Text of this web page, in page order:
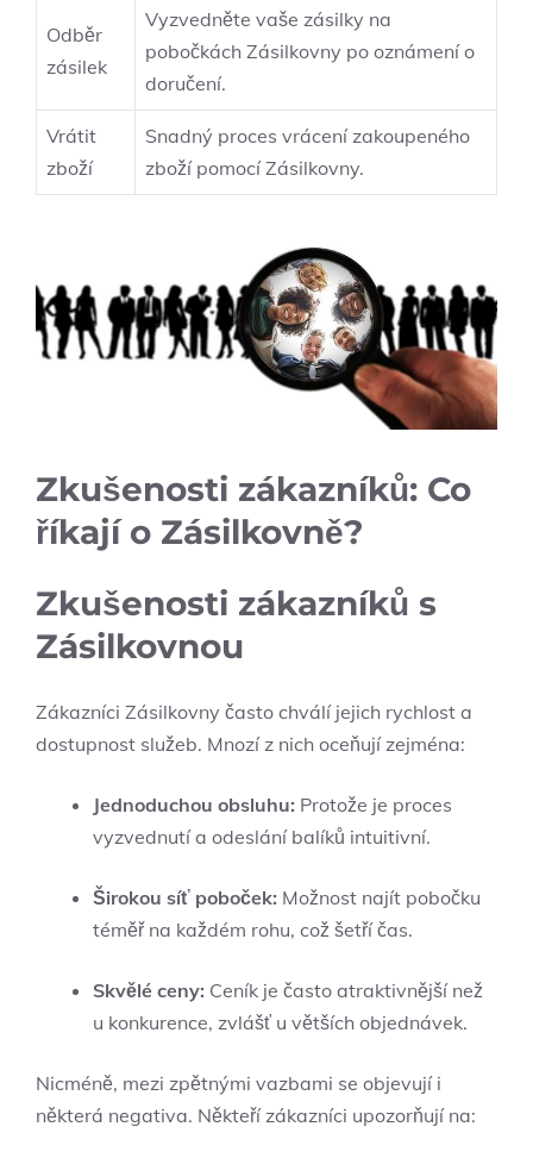
Odběr
zásilek
Vyzvedněte vaše zásilky na
pobočkách Zásilkovny po oznámení o
doručení.
Vrátit
zboží
Snadný proces vrácení zakoupeného
zboží pomocí Zásilkovny.
Zkušenosti zákazníků: Co
říkají o Zásilkovně?
Zkušenosti zákazníků s
Zásilkovnou
Zákazníci Zásilkovny často chválí jejich rychlost a
dostupnost služeb. Mnozí z nich oceňují zejména:
Jednoduchou obsluhu: Protože je proces
vyzvednutí a odeslání balíků intuitivní.
Širokou síť poboček: Možnost najít pobočku
téměř na každém rohu, což šetří čas.
Skvělé ceny: Ceník je často atraktivnější než
u konkurence, zvlášť u větších objednávek.
Nicméně, mezi zpětnými vazbami se objevují i
některá negativa. Někteří zákazníci upozorňují na: